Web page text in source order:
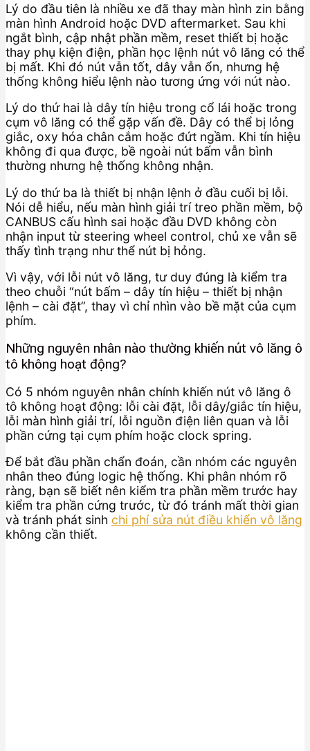
Lý do đầu tiên là nhiều xe đã thay màn hình zin bằng
màn hình Android hoặc DVD aftermarket. Sau khi
ngắt bình, cập nhật phần mềm, reset thiết bị hoặc
thay phụ kiện điện, phần học lệnh nút vô lăng có thể
bị mất. Khi đó nút vẫn tốt, dây vẫn ổn, nhưng hệ
thống không hiểu lệnh nào tương ứng với nút nào.
Lý do thứ hai là dây tín hiệu trong cổ lái hoặc trong
cụm vô lăng có thể gặp vấn đề. Dây có thể bị lỏng
giắc, oxy hóa chân cắm hoặc đứt ngầm. Khi tín hiệu
không đi qua được, bề ngoài nút bấm vẫn bình
thường nhưng hệ thống không nhận.
Lý do thứ ba là thiết bị nhận lệnh ở đầu cuối bị lỗi.
Nói dễ hiểu, nếu màn hình giải trí treo phần mềm, bộ
CANBUS cấu hình sai hoặc đầu DVD không còn
nhận input từ steering wheel control, chủ xe vẫn sẽ
thấy tình trạng như thể nút bị hỏng.
Vì vậy, với lỗi nút vô lăng, tư duy đúng là kiểm tra
theo chuỗi “nút bấm – dây tín hiệu – thiết bị nhận
lệnh – cài đặt”, thay vì chỉ nhìn vào bề mặt của cụm
phím.
Những nguyên nhân nào thường khiến nút vô lăng ô
tô không hoạt động?
Có 5 nhóm nguyên nhân chính khiến nút vô lăng ô
tô không hoạt động: lỗi cài đặt, lỗi dây/giắc tín hiệu,
lỗi màn hình giải trí, lỗi nguồn điện liên quan và lỗi
phần cứng tại cụm phím hoặc clock spring.
Để bắt đầu phần chẩn đoán, cần nhóm các nguyên
nhân theo đúng logic hệ thống. Khi phân nhóm rõ
ràng, bạn sẽ biết nên kiểm tra phần mềm trước hay
kiểm tra phần cứng trước, từ đó tránh mất thời gian
và tránh phát sinh chi phí sửa nút điều khiển vô lăng
không cần thiết.